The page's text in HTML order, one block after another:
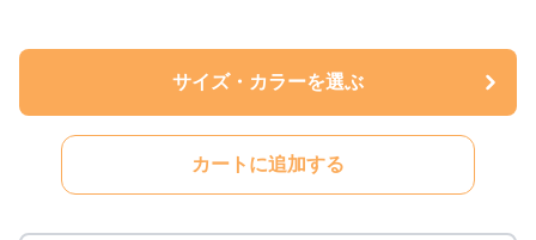
サイズ・カラーを選ぶ
カートに追加する